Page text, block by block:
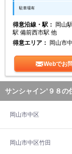
駐車場有
得意沿線・駅：
岡山
駅 備前西市駅 他
得意エリア：
岡山市
Webでお
サンシャイン’９８
岡山市中区
岡山市中区竹田